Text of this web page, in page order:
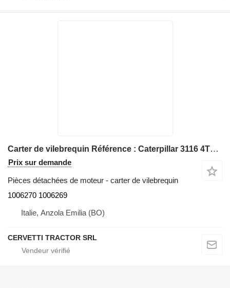
Carter de vilebrequin Référence : Caterpillar 3116 4TF62166 Turbo 1006270 1006269 pour chargeuse sur pneus Caterpillar 928G IT28G
Prix sur demande
Pièces détachées de moteur - carter de vilebrequin
1006270 1006269
Italie, Anzola Emilia (BO)
CERVETTI TRACTOR SRL